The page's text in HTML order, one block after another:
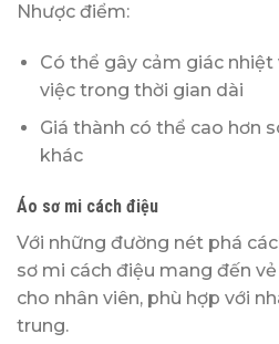
Nhược điểm:
Có thể gây cảm giác
việc trong thời gian dài
Giá thành có thể cao hơn
khác
Áo sơ mi cách điệu
Với những đường nét phá
sơ mi cách điệu mang đến
cho nhân viên, phù hợp với
trung.